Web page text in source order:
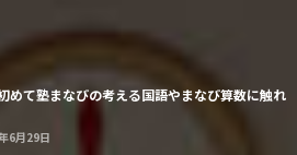
めて塾まなびの考える国語やまなび算数に触れ
6月29日